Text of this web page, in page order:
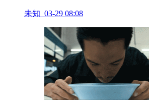
未知 03-29 08:08